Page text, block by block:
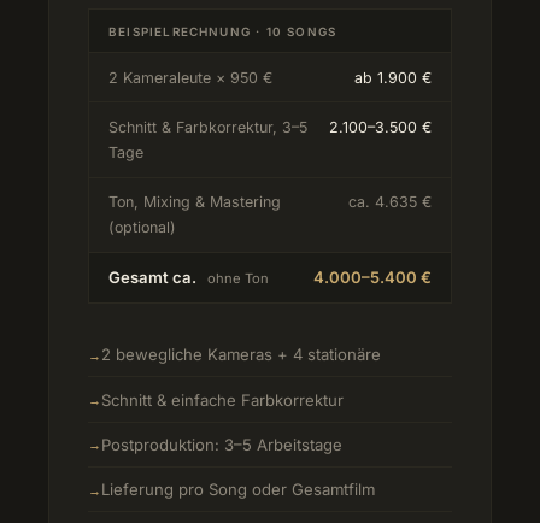
BEISPIELRECHNUNG · 10 SONGS
2 Kameraleute × 950 € ab 1.900 €
Schnitt & Farbkorrektur, 3–5
Tage
2.100–3.500 €
Ton, Mixing & Mastering
(optional)
ca. 4.635 €
Gesamt ca. ohne Ton 4.000–5.400 €
2 bewegliche Kameras + 4 stationäre
Schnitt & einfache Farbkorrektur
Postproduktion: 3–5 Arbeitstage
Lieferung pro Song oder Gesamtfilm